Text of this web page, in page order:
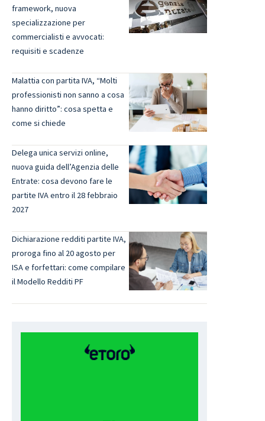
framework, nuova
specializzazione per
commercialisti e avvocati:
requisiti e scadenze
Malattia con partita IVA, “Molti
professionisti non sanno a cosa
hanno diritto”: cosa spetta e
come si chiede
Delega unica servizi online,
nuova guida dell’Agenzia delle
Entrate: cosa devono fare le
partite IVA entro il 28 febbraio
2027
Dichiarazione redditi partite IVA,
proroga fino al 20 agosto per
ISA e forfettari: come compilare
il Modello Redditi PF